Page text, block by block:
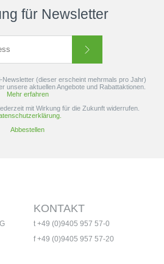
für Newsletter
Newsletter (dieser erscheint mehrmals pro Jahr)
unsere aktuellen Angebote und Rabattaktionen.
Mehr erfahren
mit Wirkung für die Zukunft widerrufen.
Abbestellen
KONTAKT
t +49 (0)9405 957 57-0
f +49 (0)9405 957 57-20